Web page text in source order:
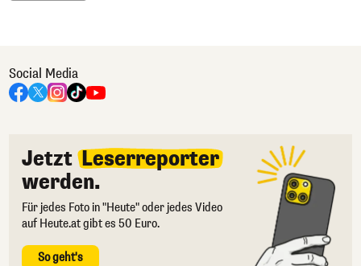
Social Media
Jetzt Leserreporter
werden.
Für jedes Foto in "Heute" oder jedes Video
auf Heute.at gibt es 50 Euro.
So geht's